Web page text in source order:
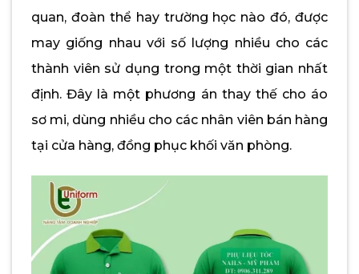
quan, đoàn thể hay trường học nào đó, được
may giống nhau với số lượng nhiều cho các
thành viên sử dụng trong một thời gian nhất
định. Đây là một phương án thay thế cho áo
sơ mi, dùng nhiều cho các nhân viên bán hàng
tại cửa hàng, đồng phục khối văn phòng.